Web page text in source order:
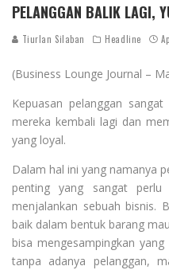
PELANGGAN BALIK LAGI,
Tiurlan Silaban Headline
(Business Lounge Journal –
Kepuasan pelanggan
mereka kembali lagi dan
yang loyal.
Dalam hal ini yang namanya
penting yang sangat
menjalankan sebuah bisnis.
baik dalam bentuk barang
bisa mengesampingkan
tanpa adanya pelanggan,